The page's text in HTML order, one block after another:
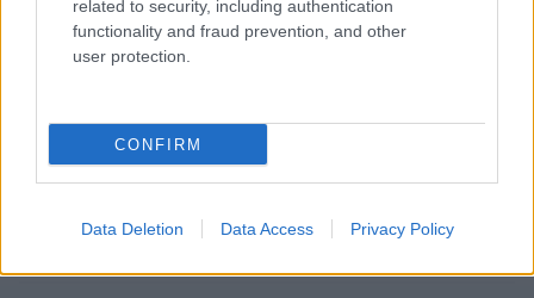
related to security, including authentication
functionality and fraud prevention, and other
user protection.
CONFIRM
Data Deletion Data Access Privacy PolicyVir: RK Slovenije